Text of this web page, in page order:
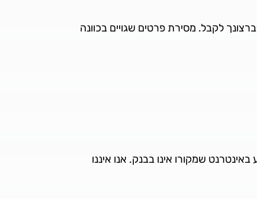
לקבל. מסירת פרטים שגויים בכוונה
שמקורו אינו בבנק. אנו איננו